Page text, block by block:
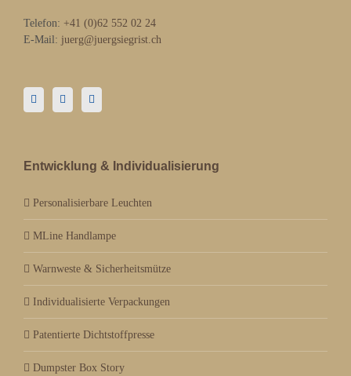
Telefon: +41 (0)62 552 02 24
E-Mail: juerg@juergsiegrist.ch
Entwicklung & Individualisierung
Personalisierbare Leuchten
MLine Handlampe
Warnweste & Sicherheitsmütze
Individualisierte Verpackungen
Patentierte Dichtstoffpresse
Dumpster Box Story